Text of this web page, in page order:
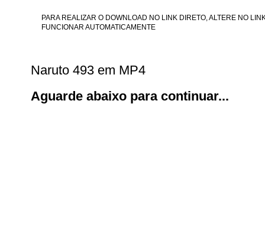
PARA REALIZAR O DOWNLOAD NO LINK DIRETO, ALTERE NO
FUNCIONAR AUTOMATICAMENTE
Naruto 493 em MP4
Aguarde abaixo para continuar...